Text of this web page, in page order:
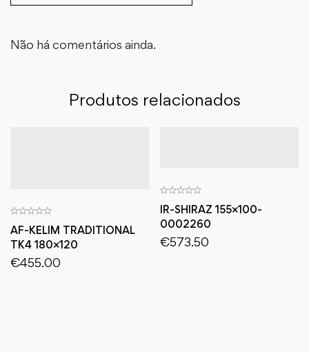
Não há comentários ainda.
Produtos relacionados
AF-KELIM TRADITIONAL
TK4 180×120
€455.00
IR-SHIRAZ 155×100-
0002260
€573.50